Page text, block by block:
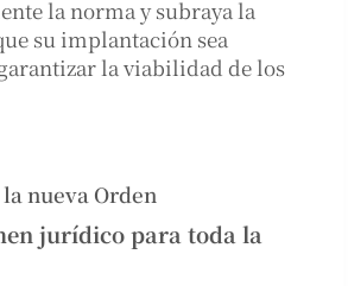
la norma y subraya la
su implantación sea
la viabilidad de los
nueva Orden
jurídico para toda la